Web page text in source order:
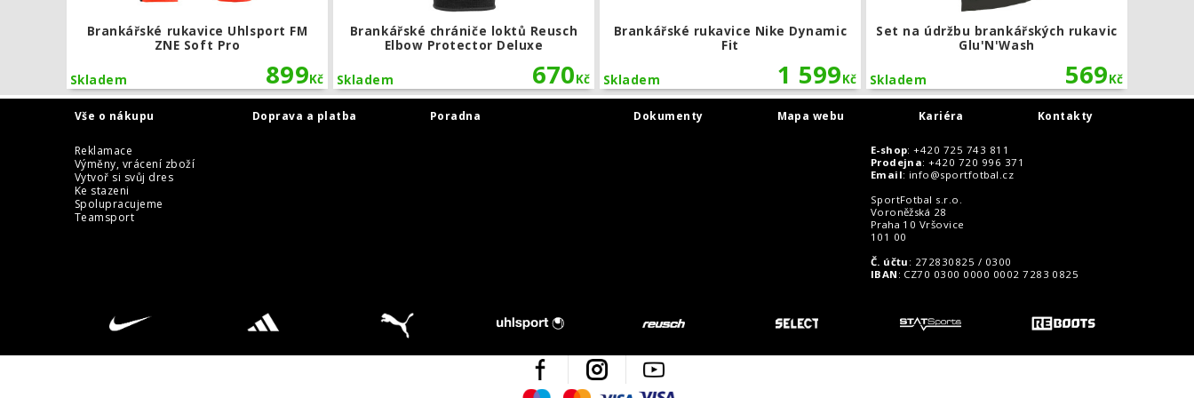
Brankářské rukavice Uhlsport FM
ZNE Soft Pro
899Kč
Skladem
Brankářské chrániče loktů Reusch
Elbow Protector Deluxe
670Kč
Skladem
Brankářské rukavice Nike Dynamic
Fit
1 599Kč
Skladem
Set na údržbu brankářských rukavic
Glu'N'Wash
569Kč
Skladem
Vše o nákupu Doprava a platba Poradna
Reklamace
Výměny, vrácení zboží
Vytvoř si svůj dres
Ke stazeni
Spolupracujeme
Teamsport
Dokumenty Mapa webu Kariéra Kontakty
E-shop: +420 725 743 811
Prodejna: +420 720 996 371
Email: info@sportfotbal.cz
SportFotbal s.r.o.
Voroněžská 28
Praha 10 Vršovice
101 00
Č. účtu : 272830825 / 0300
IBAN : CZ70 0300 0000 0002 7283 0825
Facebook Instagram